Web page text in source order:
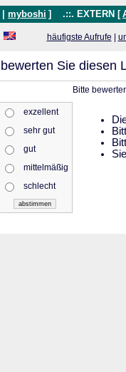
myboshi ] .::. EXTERN [
häufigste Aufrufe
bewerten Sie diesen
Bitte
exzellent
sehr gut
gut
mittelmäßig
schlecht